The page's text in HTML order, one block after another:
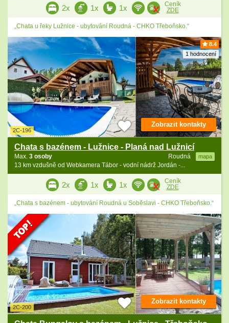
2x 1x 1x
Ceník
ZDE
„Chata u řeky Lužnice - ubytování Roudná - CHKO Třeboňsko.“
8.4
1 hodnocení
2C-196
Chata s bazénem - Lužnice - Planá nad Lužnicí
Roudná mapa
Max. 3 osoby
13 km vzdušně od Webkamera Tábor - vodní nádrž Jordán -...
Zobrazit kontakty
2x 1x 1x
Ceník
ZDE
„Chata s bazénem - ubytování Roudná u Soběslavi - CHKO Třeboňsko.“
2C-200
Zobrazit kontakty